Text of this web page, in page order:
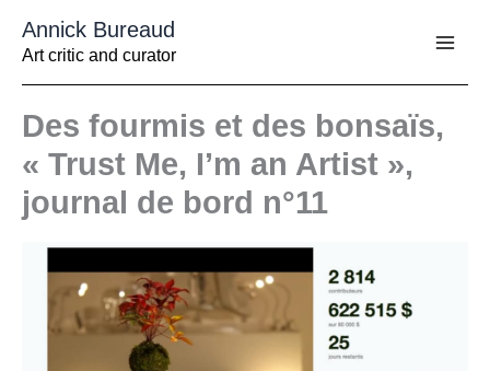
contenu
Annick Bureaud
Art critic and curator
Des fourmis et des bonsaïs,
« Trust Me, I’m an Artist »,
journal de bord n°11